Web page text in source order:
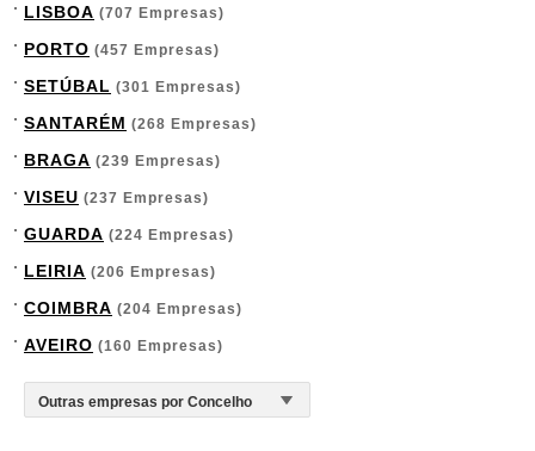
LISBOA (707 Empresas)
PORTO (457 Empresas)
SETÚBAL (301 Empresas)
SANTARÉM (268 Empresas)
BRAGA (239 Empresas)
VISEU (237 Empresas)
GUARDA (224 Empresas)
LEIRIA (206 Empresas)
COIMBRA (204 Empresas)
AVEIRO (160 Empresas)